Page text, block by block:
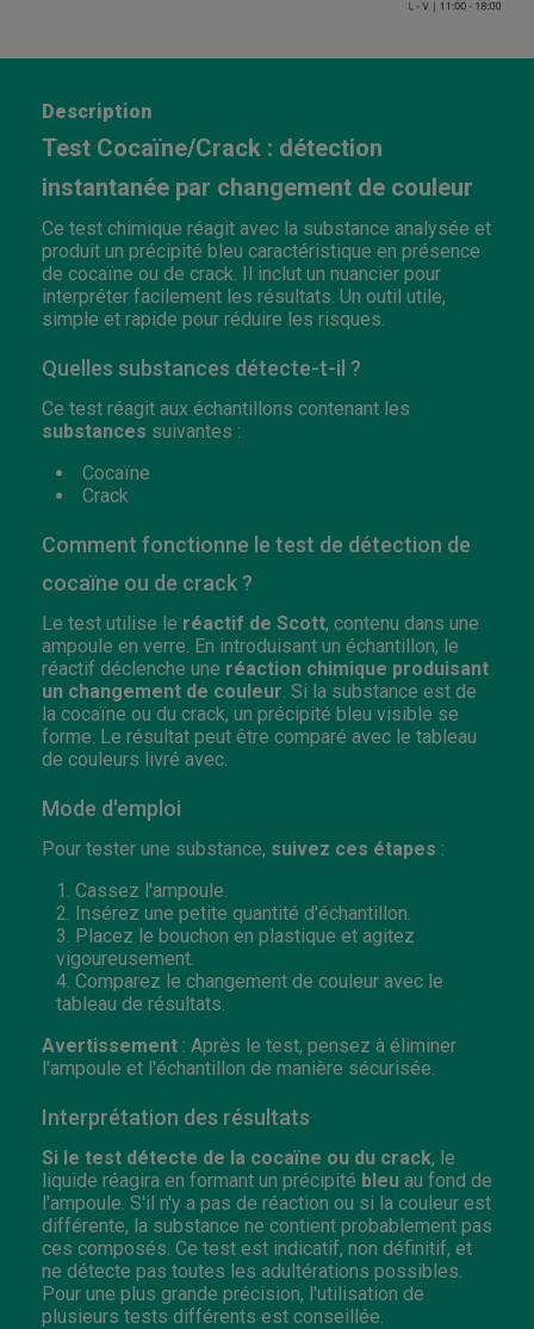
Description
Test Cocaïne/Crack : détection
instantanée par changement de couleur
Ce test chimique réagit avec la substance analysée et
produit un précipité bleu caractéristique en présence
de cocaïne ou de crack. Il inclut un nuancier pour
interpréter facilement les résultats. Un outil utile,
simple et rapide pour réduire les risques.
Quelles substances détecte-t-il ?
Ce test réagit aux échantillons contenant les
substances suivantes :
Cocaïne
Crack
Comment fonctionne le test de détection de
cocaïne ou de crack ?
Le test utilise le réactif de Scott, contenu dans une
ampoule en verre. En introduisant un échantillon, le
réactif déclenche une réaction chimique produisant
un changement de couleur . Si la substance est de
la cocaïne ou du crack, un précipité bleu visible se
forme. Le résultat peut être comparé avec le tableau
de couleurs livré avec.
Mode d'emploi
Pour tester une substance, suivez ces étapes :
Cassez l'ampoule.
Insérez une petite quantité d'échantillon.
Placez le bouchon en plastique et agitez
vigoureusement.
Comparez le changement de couleur avec le
tableau de résultats.
Avertissement : Après le test, pensez à éliminer
l'ampoule et l'échantillon de manière sécurisée.
Interprétation des résultats
Si le test détecte de la cocaïne ou du crack, le
liquide réagira en formant un précipité bleu au fond de
l'ampoule. S'il n'y a pas de réaction ou si la couleur est
différente, la substance ne contient probablement pas
ces composés. Ce test est indicatif, non définitif, et
ne détecte pas toutes les adultérations possibles.
Pour une plus grande précision, l'utilisation de
plusieurs tests différents est conseillée.